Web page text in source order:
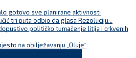
gotovo sve planirane aktivnosti
tri puta odbio da glasa Rezoluciju...
političko tumačenje litija i crkvenih
na obilježavanju „Oluje“